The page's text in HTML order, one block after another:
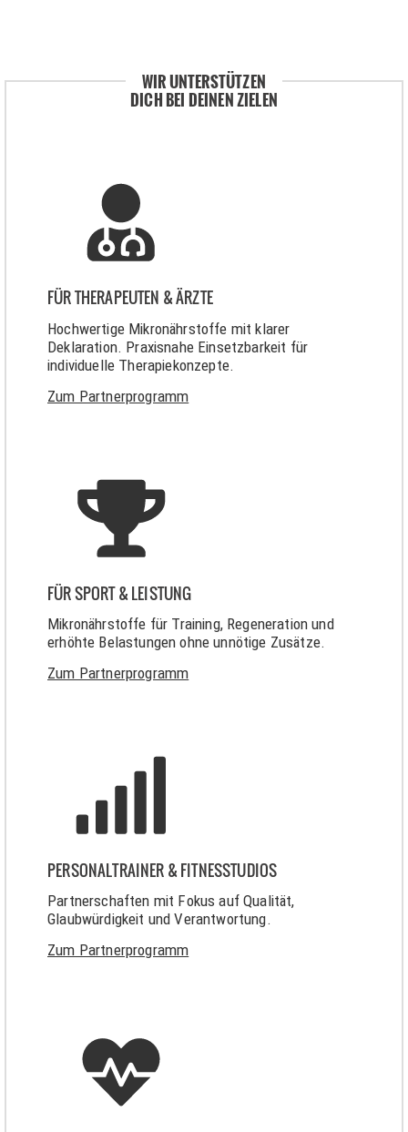
WIR UNTERSTÜTZEN
DICH BEI DEINEN ZIELEN
FÜR THERAPEUTEN & ÄRZTE
Hochwertige Mikronährstoffe mit klarer
Deklaration. Praxisnahe Einsetzbarkeit für
individuelle Therapiekonzepte.
Zum Partnerprogramm
FÜR SPORT & LEISTUNG
Mikronährstoffe für Training, Regeneration und
erhöhte Belastungen ohne unnötige Zusätze.
Zum Partnerprogramm
PERSONALTRAINER & FITNESSTUDIOS
Partnerschaften mit Fokus auf Qualität,
Glaubwürdigkeit und Verantwortung.
Zum Partnerprogramm